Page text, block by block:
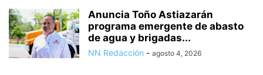
Anuncia Toño Astiazarán
programa emergente de abasto
de agua y brigadas...
NN Redacción - agosto 4, 2026